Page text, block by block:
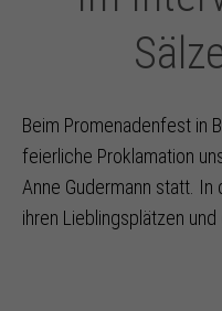
Beim Promenadenfest in
feierliche Proklamation
Anne Gudermann statt.
ihren Lieblingsplätzen